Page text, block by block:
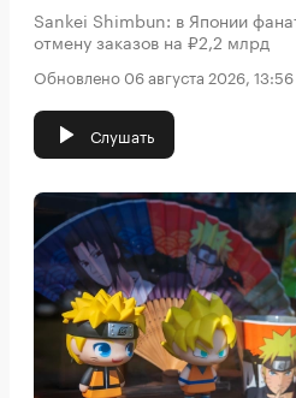
Sankei Shimbun: в Японии
отмену заказов на ₽2,2 млрд
Обновлено 06 августа 2026, 13:56
Слушать